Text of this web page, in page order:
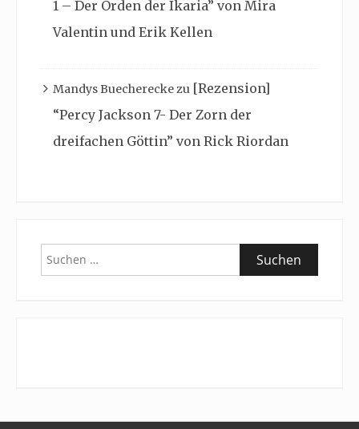
1 – Der Orden der Ikaria” von Mira
Valentin und Erik Kellen
Mandys Buechereckezu [Rezension]
“Percy Jackson 7- Der Zorn der
dreifachen Göttin” von Rick Riordan
Suchen
nach: